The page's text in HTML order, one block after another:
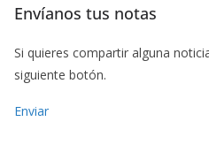
Envíanos tus notas
Si quieres compartir alguna
siguiente botón.
Enviar